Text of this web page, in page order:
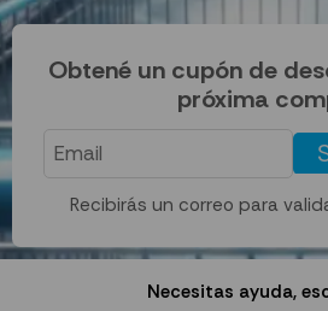
Obtené un cupón de
próxima
Recibirás un correo para
Necesitas ayuda,